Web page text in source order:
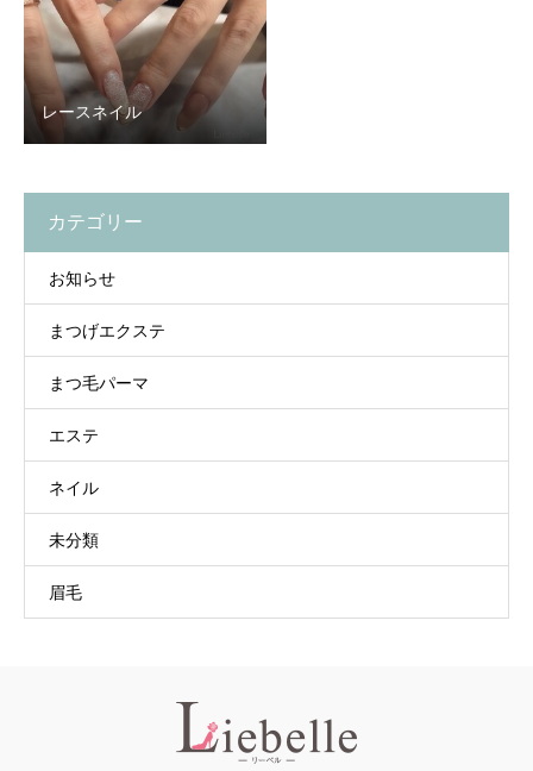
レースネイル
カテゴリー
お知らせ
まつげエクステ
まつ毛パーマ
エステ
ネイル
未分類
眉毛